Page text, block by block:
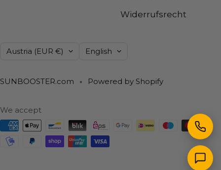
Widerrufsrecht
Country/region
Austria (EUR €) Language
English
SUNBOOSTER.com Powered by Shopify
We accept